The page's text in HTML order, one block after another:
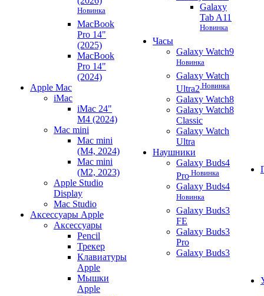
Новинка
MacBook
Pro 14"
(2025)
MacBook
Pro 14"
(2024)
Apple Mac
iMac
iMac 24"
M4 (2024)
Mac mini
Mac mini
(M4, 2024)
Mac mini
(M2, 2023)
Apple Studio
Display
Mac Studio
Аксессуары Apple
Аксессуары
Pencil
Трекер
Клавиатуры
Apple
Мышки
Apple
Galaxy
Tab A11
Новинка
Часы
Galaxy Watch9
Новинка
Galaxy Watch
Ultra2 Новинка
Galaxy Watch8
Galaxy Watch8
Classic
Galaxy Watch
Ultra
Наушники
Galaxy Buds4
Pro Новинка
Galaxy Buds4
Новинка
Galaxy Buds3
FE
Galaxy Buds3
Pro
Galaxy Buds3